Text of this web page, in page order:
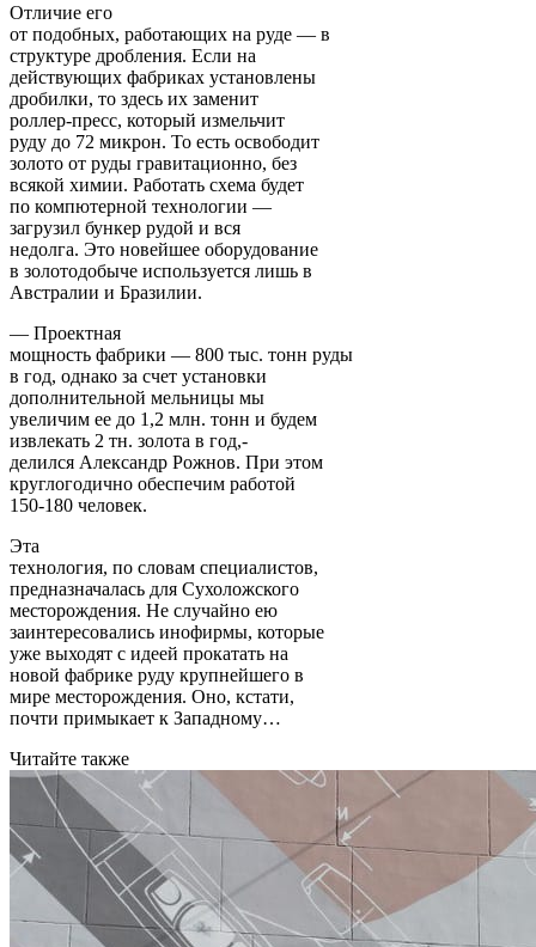
Отличие его
от подобных, работающих на руде — в
структуре дробления. Если на
действующих фабриках установлены
дробилки, то здесь их заменит
роллер-пресс, который измельчит
руду до 72 микрон. То есть освободит
золото от руды гравитационно, без
всякой химии. Работать схема будет
по компютерной технологии —
загрузил бункер рудой и вся
недолга. Это новейшее оборудование
в золотодобыче используется лишь в
Австралии и Бразилии.
— Проектная
мощность фабрики — 800 тыс. тонн руды
в год, однако за счет установки
дополнительной мельницы мы
увеличим ее до 1,2 млн. тонн и будем
извлекать 2 тн. золота в год,-
делился Александр Рожнов. При этом
круглогодично обеспечим работой
150-180 человек.
Эта
технология, по словам специалистов,
предназначалась для Сухоложского
месторождения. Не случайно ею
заинтересовались инофирмы, которые
уже выходят с идеей прокатать на
новой фабрике руду крупнейшего в
мире месторождения. Оно, кстати,
почти примыкает к Западному…
Читайте также